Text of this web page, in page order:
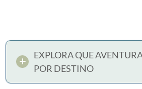
EXPLORA QUE
POR DESTINO